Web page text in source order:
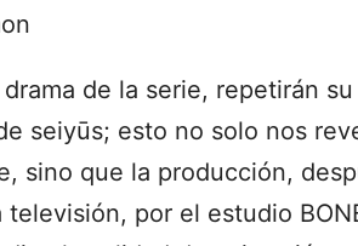
de la serie, repetirán
seiyūs; esto no solo nos
sino que la producción,
por el estudio